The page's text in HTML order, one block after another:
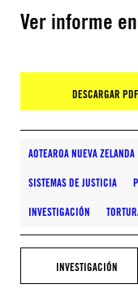
Ver informe
DESCARGAR PDF
AOTEAROA NUEVA ZELANDA
SISTEMAS DE JUSTICIA
INVESTIGACIÓN
INVESTIGACIÓN